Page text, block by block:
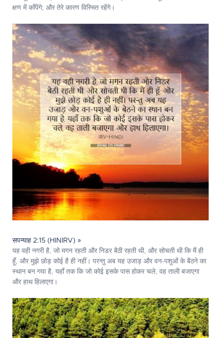
क्षण में काँपेंगे; और तेरे कारण विस्मित रहेंगे।
सपन्याह 2:15 (HINIRV) »
यह वही नगरी है, जो मगन रहती और निडर बैठी रहती थी, और सोचती थी कि मैं ही
हूँ, और मुझे छोड़ कोई है ही नहीं। परन्तु अब यह उजाड़ और वन-पशुओं के बैठने का
स्थान बन गया है, यहाँ तक कि जो कोई इसके पास होकर चले, वह ताली बजाएगा
और हाथ हिलाएगा।